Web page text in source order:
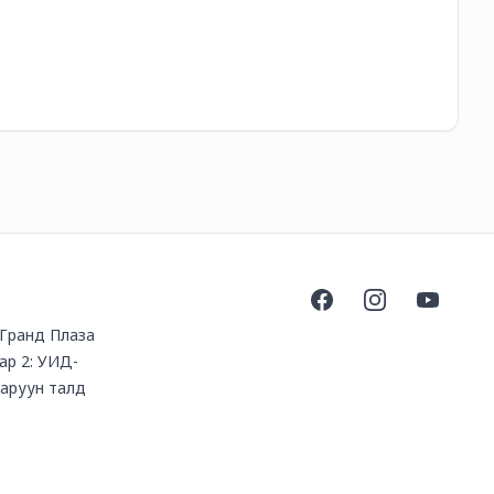
Плаза
2: УИД-
талд
FacebookInstagramYouTube